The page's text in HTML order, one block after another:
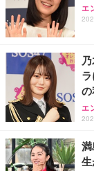
エ
の
エ